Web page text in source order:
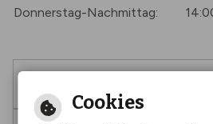
Donnerstag-Nachmittag:
Cookies